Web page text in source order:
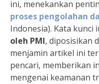
ini, menekankan
proses pengolahan
Indonesia). Kata kunci
oleh PMI, diposisikan
menjamin artikel ini
pencari, memberikan
mengenai keamanan